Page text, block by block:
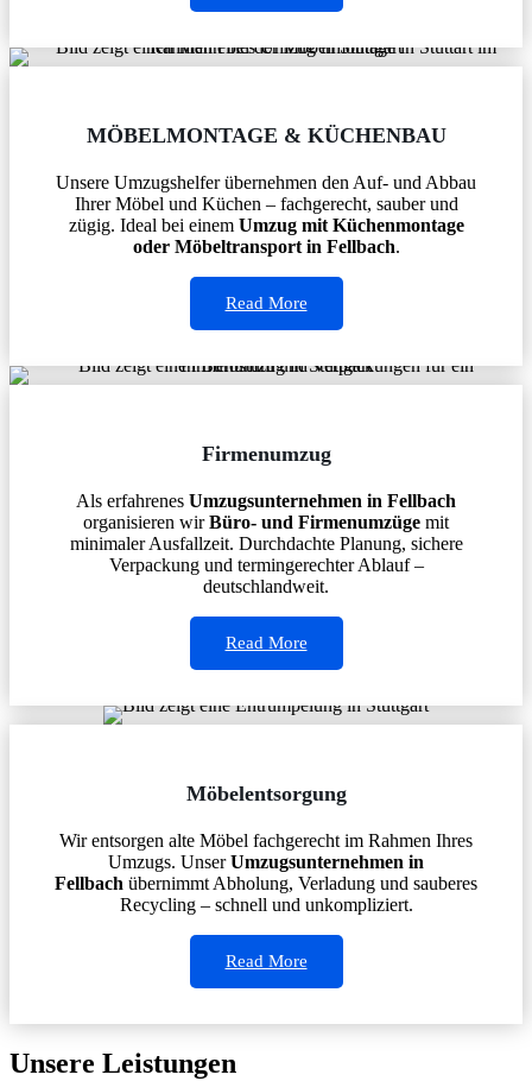
MÖBELMONTAGE & KÜCHENBAU
Unsere Umzugshelfer übernehmen den Auf- und Abbau
Ihrer Möbel und Küchen – fachgerecht, sauber und
zügig. Ideal bei einem Umzug mit Küchenmontage
oder Möbeltransport in Fellbach.
Read More
Firmenumzug
Als erfahrenes Umzugsunternehmen in Fellbach
organisieren wirBüro- und Firmenumzüge mit
minimaler Ausfallzeit. Durchdachte Planung, sichere
Verpackung und termingerechter Ablauf –
deutschlandweit.
Read More
Möbelentsorgung
Wir entsorgen alte Möbel fachgerecht im Rahmen Ihres
Umzugs. UnserUmzugsunternehmen in
Fellbach übernimmt Abholung, Verladung und sauberes
Recycling – schnell und unkompliziert.
Read More
Unsere Leistungen